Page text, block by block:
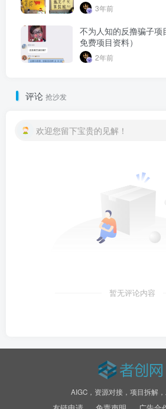
3年前
不为人知的反撸骗子
免费项目资料）
2年前
评论 抢沙发
欢迎您留下宝贵的见解！
暂无评论内容
AIGC，资源对接，项目拆解